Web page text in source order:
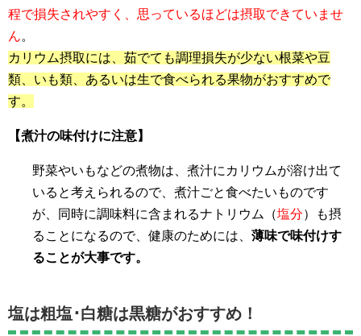
程で損失されやすく、思っているほどは摂取できていませ
ん。
カリウム摂取には、茹でても調理損失が少ない根菜や豆
類、いも類、あるいは生で食べられる果物がおすすめで
す。
【煮汁の味付けに注意】
野菜やいもなどの煮物は、煮汁にカリウムが溶け出て
いると考えられるので、煮汁ごと食べたいものです
が、同時に調味料に含まれるナトリウム（塩分）も摂
ることになるので、健康のためには、 薄味で味付けす
ることが大事です。
塩は粗塩･白糖は黒糖がおすすめ！